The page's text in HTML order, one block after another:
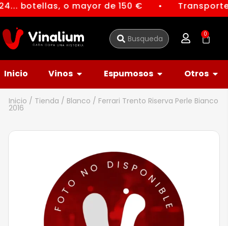
botellas, o mayor de 150 € ●
0
Inicio Vinos Espumosos Otros
Inicio / Tienda / Blanco / Ferrari Trento Riserva Perle Bianco
2016